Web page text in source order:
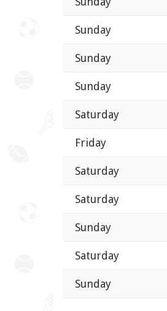
Sunday
Sunday
Sunday
Saturday
Friday
Saturday
Saturday
Sunday
Saturday
Sunday